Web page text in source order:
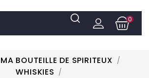
0
MA BOUTEILLE DE SPIRITEUX
WHISKIES